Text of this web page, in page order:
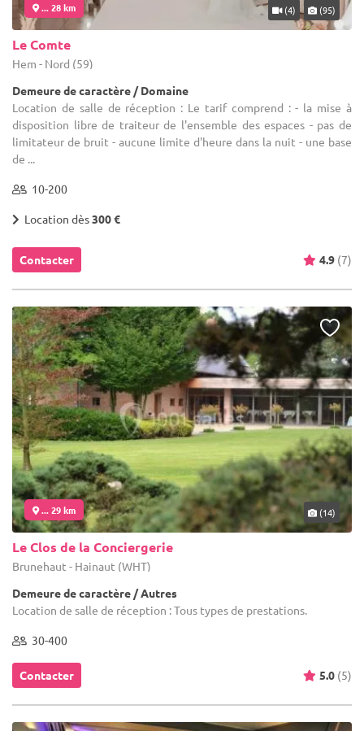
... 28 km (4) (95)
Le Comte
Hem - Nord (59)
Demeure de caractère / Domaine
Location de salle de réception : Le tarif comprend : - la mise à
disposition libre de traiteur de l'ensemble des espaces - pas de
limitateur de bruit - aucune limite d'heure dans la nuit - une base
de ...
10-200
Location dès300 €
Contacter 4.9 (7)
... 29 km (14)
Le Clos de la Conciergerie
Brunehaut - Hainaut (WHT)
Demeure de caractère / Autres
Location de salle de réception : Tous types de prestations.
30-400
Contacter 5.0 (5)